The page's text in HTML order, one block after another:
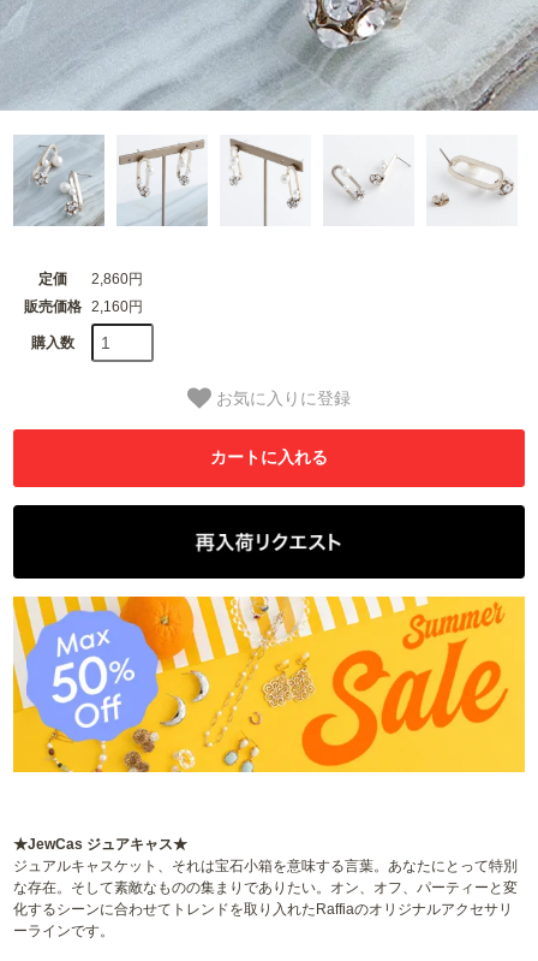
定価
2,860円
販売価格
2,160円
購入数
お気に入りに登録
★JewCas ジュアキャス★
ジュアルキャスケット、それは宝石小箱を意味する言葉。あなたにとって特別
な存在。そして素敵なものの集まりでありたい。オン、オフ、パーティーと変
化するシーンに合わせてトレンドを取り入れたRaffiaのオリジナルアクセサリ
ーラインです。